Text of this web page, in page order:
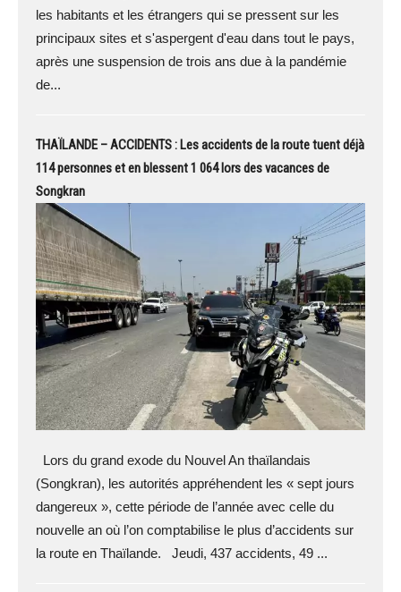
les habitants et les étrangers qui se pressent sur les
principaux sites et s'aspergent d'eau dans tout le pays,
après une suspension de trois ans due à la pandémie
de...
THAÏLANDE – ACCIDENTS : Les accidents de la route tuent déjà
114 personnes et en blessent 1 064 lors des vacances de
Songkran
Lors du grand exode du Nouvel An thaïlandais
(Songkran), les autorités appréhendent les « sept jours
dangereux », cette période de l’année avec celle du
nouvelle an où l’on comptabilise le plus d’accidents sur
la route en Thaïlande. Jeudi, 437 accidents, 49 ...